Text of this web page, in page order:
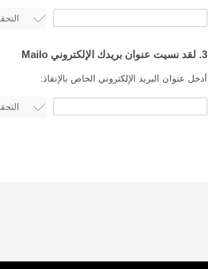
3. لقد نسيت عنوان بريدك الإلكتروني Mailo
أدخل عنوان البريد الإلكتروني الخاص بالإنقاذ: